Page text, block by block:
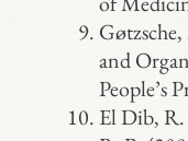
and
People’s
El Dib,